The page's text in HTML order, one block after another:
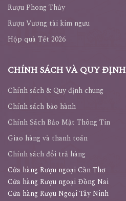
Rượu Phong Thủy
Rượu Vương tài kim ngưu
Hộp quà Tết 2026
CHÍNH SÁCH VÀ QUY ĐỊNH
Chính sách & Quy định chung
Chính sách bảo hành
Chính Sách Bảo Mật Thông Tin
Giao hàng và thanh toán
Chính sách đổi trả hàng
Cửa hàng Rượu ngoại Cần Thơ
Cửa hàng Rượu ngoại Đồng Nai
Cửa hàng Rượu Ngoại Tây Ninh